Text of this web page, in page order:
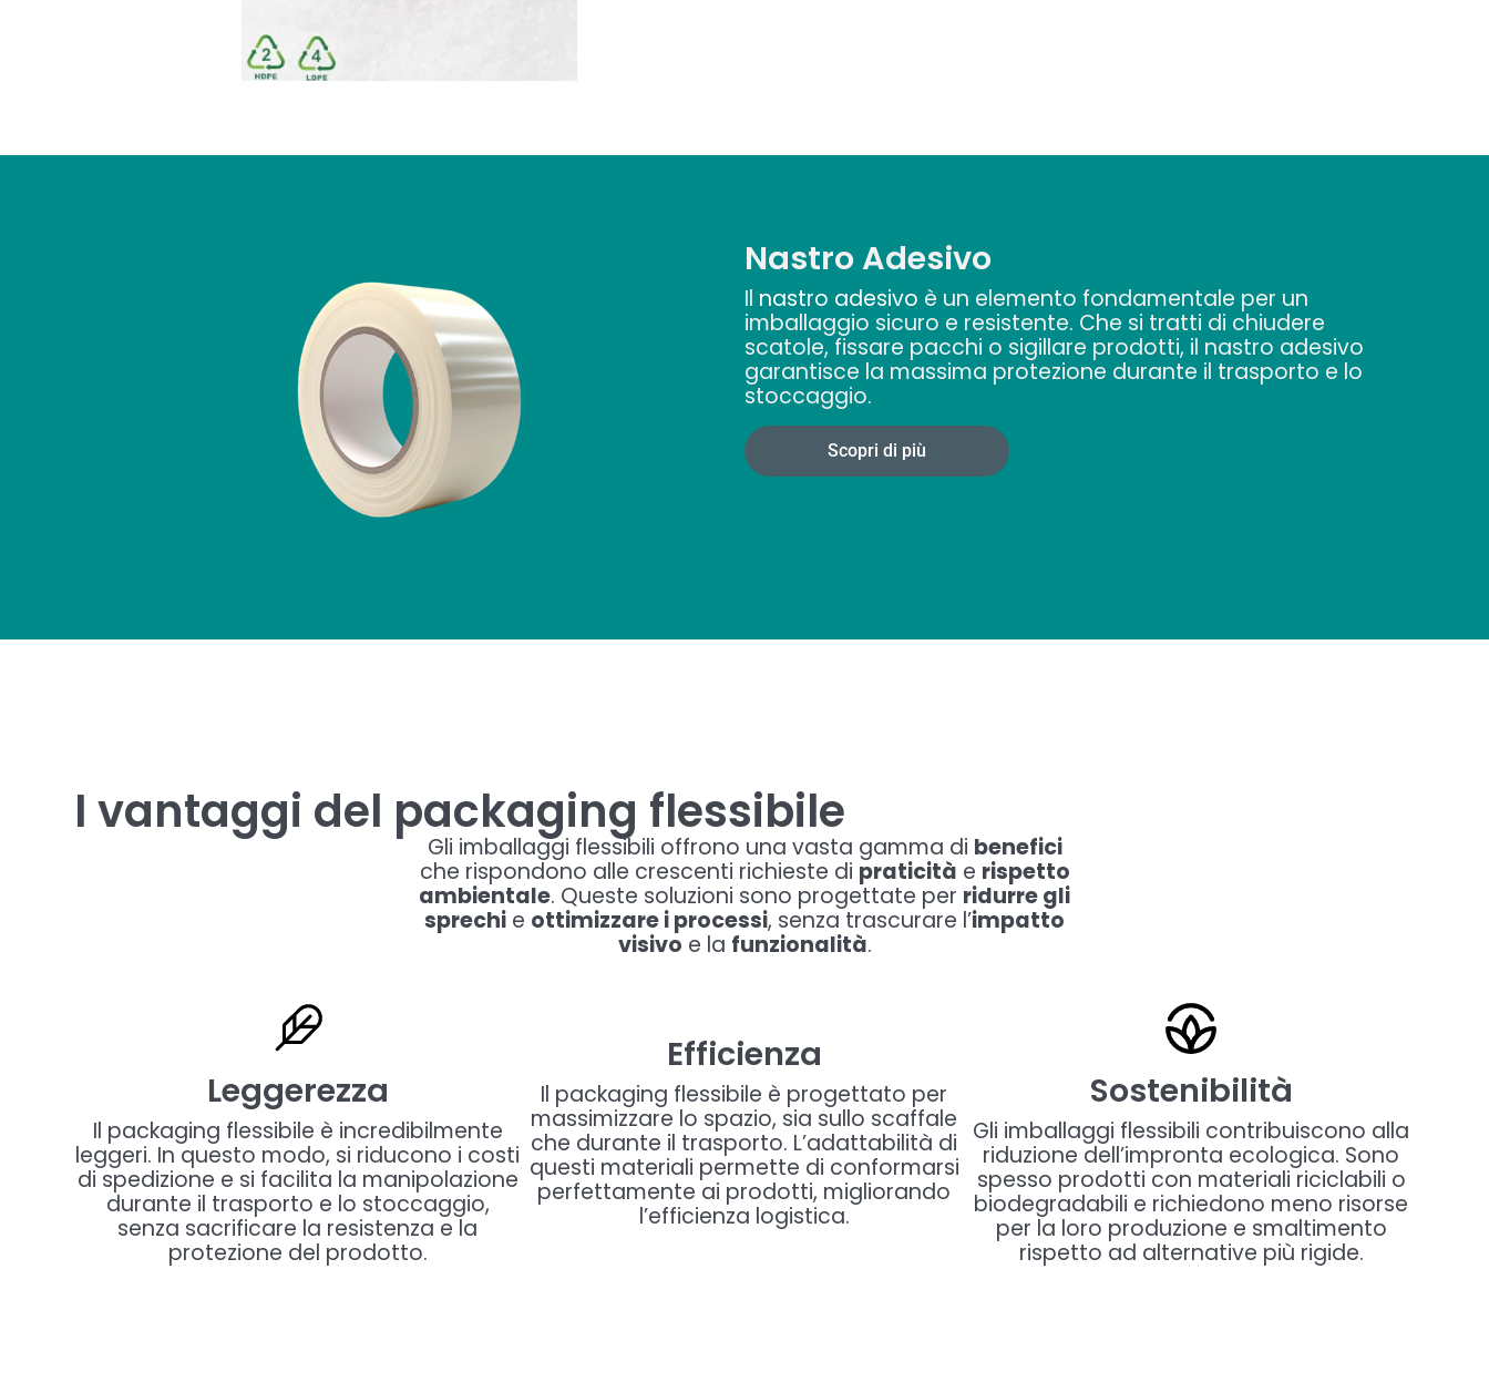
Nastro Adesivo
Il nastro adesivo è un elemento fondamentale per un
imballaggio sicuro e resistente. Che si tratti di chiudere
scatole, fissare pacchi o sigillare prodotti, il nastro adesivo
garantisce la massima protezione durante il trasporto e lo
stoccaggio.
Scopri di più
I vantaggi del packaging flessibile
Gli imballaggi flessibili offrono una vasta gamma di benefici
che rispondono alle crescenti richieste di praticità e rispetto
ambientale. Queste soluzioni sono progettate per ridurre gli
sprechi e ottimizzare i processi, senza trascurare l’impatto
visivo e la funzionalità.
Leggerezza
Il packaging flessibile è incredibilmente
leggeri. In questo modo, si riducono i costi
di spedizione e si facilita la manipolazione
durante il trasporto e lo stoccaggio,
senza sacrificare la resistenza e la
protezione del prodotto.
Efficienza
Il packaging flessibile è progettato per
massimizzare lo spazio, sia sullo scaffale
che durante il trasporto. L’adattabilità di
questi materiali permette di conformarsi
perfettamente ai prodotti, migliorando
l’efficienza logistica.
Sostenibilità
Gli imballaggi flessibili contribuiscono alla
riduzione dell’impronta ecologica. Sono
spesso prodotti con materiali riciclabili o
biodegradabili e richiedono meno risorse
per la loro produzione e smaltimento
rispetto ad alternative più rigide.